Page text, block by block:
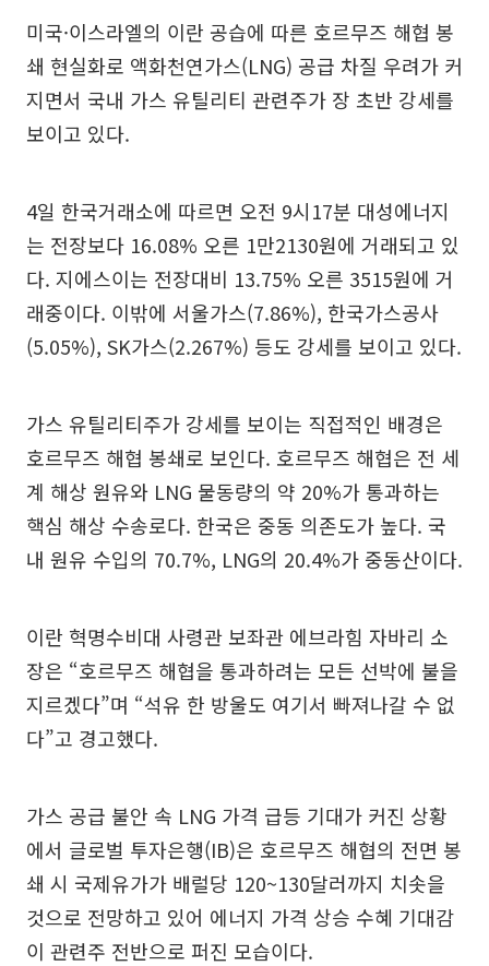
미국·이스라엘의 이란 공습에 따른 호르무즈 해협 봉
쇄 현실화로 액화천연가스(LNG) 공급 차질 우려가 커
지면서 국내 가스 유틸리티 관련주가 장 초반 강세를
보이고 있다.
4일 한국거래소에 따르면 오전 9시17분 대성에너지
는 전장보다 16.08% 오른 1만2130원에 거래되고 있
다. 지에스이는 전장대비 13.75% 오른 3515원에 거
래중이다. 이밖에 서울가스(7.86%), 한국가스공사
(5.05%), SK가스(2.267%) 등도 강세를 보이고 있다.
가스 유틸리티주가 강세를 보이는 직접적인 배경은
호르무즈 해협 봉쇄로 보인다. 호르무즈 해협은 전 세
계 해상 원유와 LNG 물동량의 약 20%가 통과하는
핵심 해상 수송로다. 한국은 중동 의존도가 높다. 국
내 원유 수입의 70.7%, LNG의 20.4%가 중동산이다.
이란 혁명수비대 사령관 보좌관 에브라힘 자바리 소
장은 “호르무즈 해협을 통과하려는 모든 선박에 불을
지르겠다”며 “석유 한 방울도 여기서 빠져나갈 수 없
다”고 경고했다.
가스 공급 불안 속 LNG 가격 급등 기대가 커진 상황
에서 글로벌 투자은행(IB)은 호르무즈 해협의 전면 봉
쇄 시 국제유가가 배럴당 120~130달러까지 치솟을
것으로 전망하고 있어 에너지 가격 상승 수혜 기대감
이 관련주 전반으로 퍼진 모습이다.